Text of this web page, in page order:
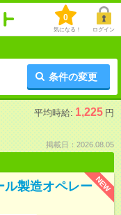
0
気になる！ ログイン
条件の変更
平均時給: 1,225 円
掲載日：2026.08.05
NEW
ル製造オペレー